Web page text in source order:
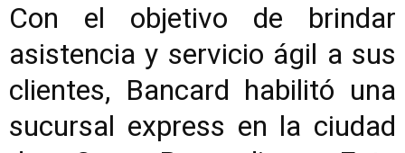
Con el objetivo de brindar
asistencia y servicio ágil a sus
clientes, Bancard habilitó una
sucursal express en la ciudad